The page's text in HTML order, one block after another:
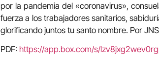
por la pandemia del «coronavirus»,
fuerza a los trabajadores sanitarios,
glorificando juntos tu santo nombre. Por
PDF: https://app.box.com/s/